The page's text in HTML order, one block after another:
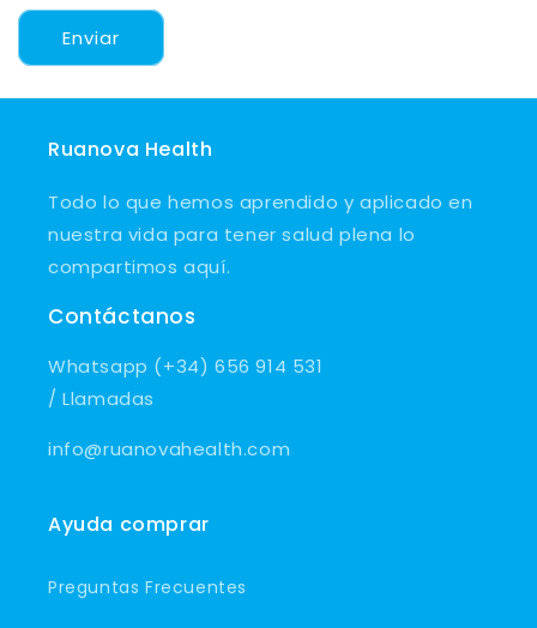
Enviar
Ruanova Health
Todo lo que hemos aprendido y aplicado en
nuestra vida para tener salud plena lo
compartimos aquí.
Contáctanos
Whatsapp (+34) 656 914 531
/ Llamadas
info@ruanovahealth.com
Ayuda comprar
Preguntas Frecuentes